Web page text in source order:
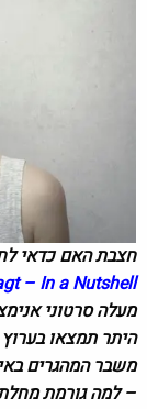
חצבת האם כדאי
– In a Nutshell
מעלה סרטוני
היתר תמצאו בערוץ
משבר המהגרים
– למה גורמת